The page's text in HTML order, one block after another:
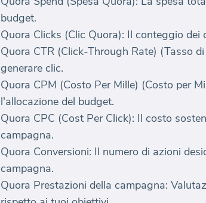
budget.
Quora Clicks (Clic Quora): Il conteggio
Quora CTR (Click-Through Rate) (Tasso
generare clic.
Quora CPM (Costo Per Mille) (Costo per
l'allocazione del budget.
Quora CPC (Cost Per Click): Il costo
campagna.
Quora Conversioni: Il numero di azioni
campagna.
Quora Prestazioni della campagna: